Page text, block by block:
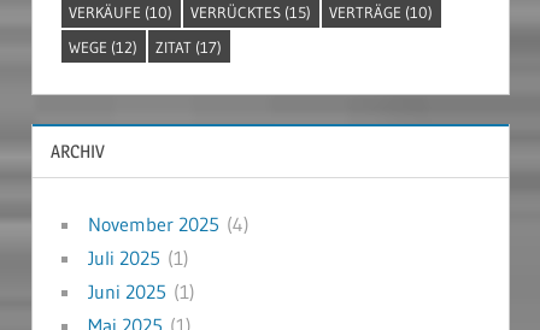
VERKÄUFE (10) VERRÜCKTES (15) VERTRÄGE (10)
WEGE (12) ZITAT (17)
ARCHIV
November 2025 (4)
Juli 2025 (1)
Juni 2025 (1)
Mai 2025 (1)